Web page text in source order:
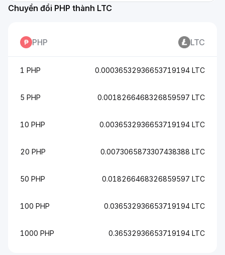
Chuyển đổi PHP thành LTC
PHP LTC
1 PHP 0.00036532936653719194 LTC
5 PHP 0.0018266468326859597 LTC
10 PHP 0.0036532936653719194 LTC
20 PHP 0.0073065873307438388 LTC
50 PHP 0.018266468326859597 LTC
100 PHP 0.036532936653719194 LTC
1000 PHP 0.36532936653719194 LTC